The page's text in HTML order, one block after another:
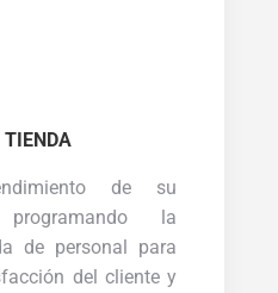
TIENDA
de su
programando la
de personal para
del cliente y